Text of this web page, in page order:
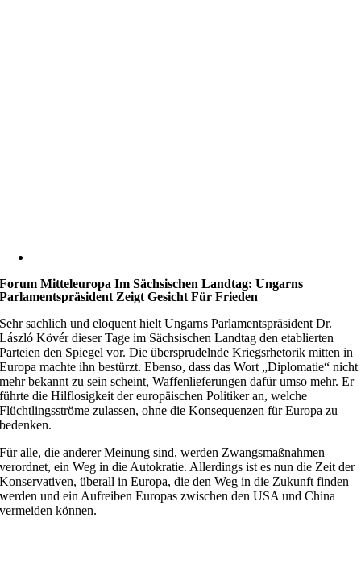
Forum Mitteleuropa Im Sächsischen Landtag: Ungarns
Parlamentspräsident Zeigt Gesicht Für Frieden
Sehr sachlich und eloquent hielt Ungarns Parlamentspräsident Dr.
László Kövér dieser Tage im Sächsischen Landtag den etablierten
Parteien den Spiegel vor. Die übersprudelnde Kriegsrhetorik mitten in
Europa machte ihn bestürzt. Ebenso, dass das Wort „Diplomatie“ nicht
mehr bekannt zu sein scheint, Waffenlieferungen dafür umso mehr. Er
führte die Hilflosigkeit der europäischen Politiker an, welche
Flüchtlingsströme zulassen, ohne die Konsequenzen für Europa zu
bedenken.
Für alle, die anderer Meinung sind, werden Zwangsmaßnahmen
verordnet, ein Weg in die Autokratie. Allerdings ist es nun die Zeit der
Konservativen, überall in Europa, die den Weg in die Zukunft finden
werden und ein Aufreiben Europas zwischen den USA und China
vermeiden können.